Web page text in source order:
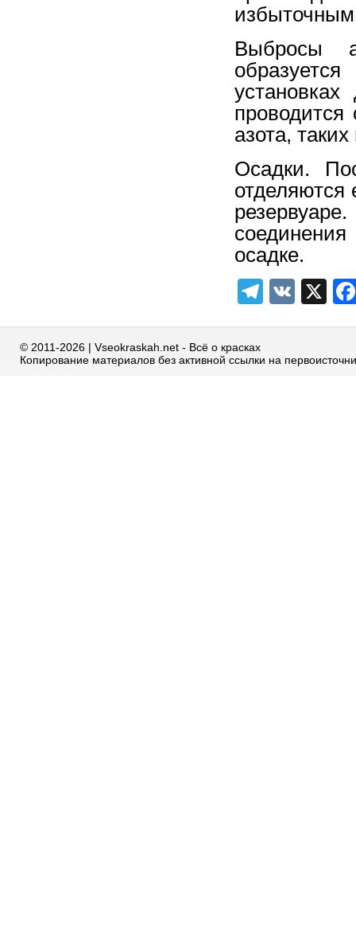
Выбросы
азота,
Осадки.
отделяются
осадке.
VK X
© 2011-2026 | Vseokraskah.net - Всё о красках
Копирование материалов без активной ссылки на